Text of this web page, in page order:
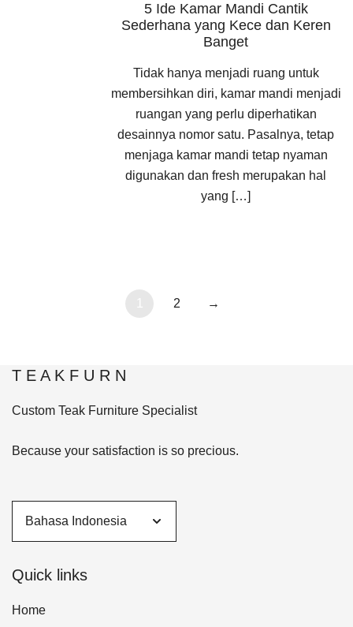
5 Ide Kamar Mandi Cantik
Sederhana yang Kece dan Keren
Banget
Tidak hanya menjadi ruang untuk
membersihkan diri, kamar mandi menjadi
ruangan yang perlu diperhatikan
desainnya nomor satu. Pasalnya, tetap
menjaga kamar mandi tetap nyaman
digunakan dan fresh merupakan hal
yang […]
2 →
T E A K F U R N
Custom Teak Furniture Specialist
Because your satisfaction is so precious.
Quick links
Home